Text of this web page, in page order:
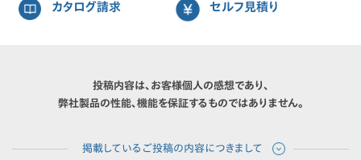
カタログ請求 セルフ見積り
投稿内容は、お客様個人の感想であり、
弊社製品の性能、機能を保証するものではありません。